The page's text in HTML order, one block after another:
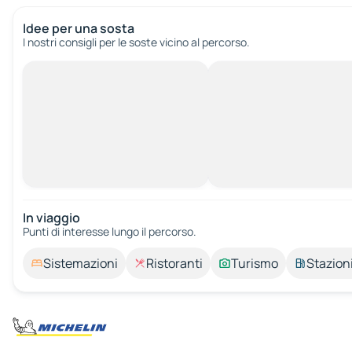
Idee per una sosta
I nostri consigli per le soste vicino al percorso.
In viaggio
Punti di interesse lungo il percorso.
Sistemazioni Ristoranti Turismo